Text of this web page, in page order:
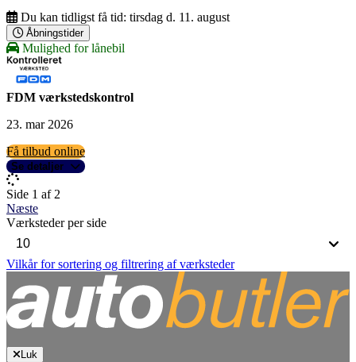
Du kan tidligst få tid: tirsdag d. 11. august
Åbningstider
Mulighed for lånebil
FDM værkstedskontrol
23. mar 2026
Få tilbud online
Se detaljer
Side 1 af 2
Næste
Værksteder per side
Vilkår for sortering og filtrering af værksteder
Luk